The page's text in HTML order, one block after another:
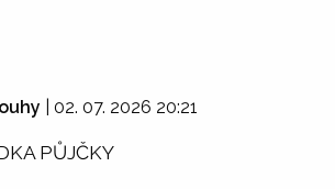
02. 07. 2026 20:21
PŮJČKY